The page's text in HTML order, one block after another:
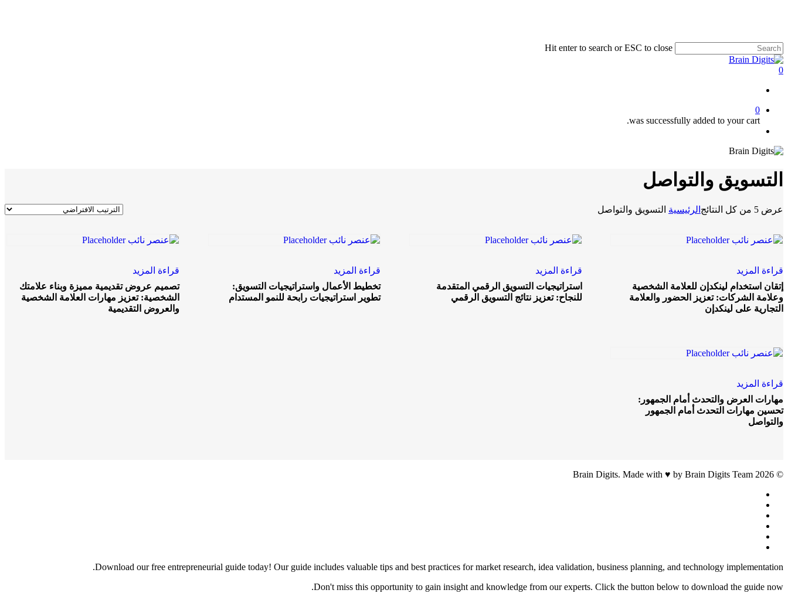
content
Hit enter to search or ESC to close
Close
Search
0
0
was successfully added to your cart.
التسويق والتواصل
عرض ⁦5⁩ من كل النتائج الرئيسية التسويق والتواصل
قراءة المزيد
إتقان استخدام لينكدإن للعلامة الشخصية
وعلامة الشركات: تعزيز الحضور والعلامة
التجارية على لينكدإن
قراءة المزيد
استراتيجيات التسويق الرقمي المتقدمة
للنجاح: تعزيز نتائج التسويق الرقمي
قراءة المزيد
تخطيط الأعمال واستراتيجيات التسويق:
تطوير استراتيجيات رابحة للنمو المستدام
قراءة المزيد
تصميم عروض تقديمية مميزة وبناء علامتك
الشخصية: تعزيز مهارات العلامة الشخصية
والعروض التقديمية
قراءة المزيد
مهارات العرض والتحدث أمام الجمهور:
تحسين مهارات التحدث أمام الجمهور
والتواصل
© 2026 Brain Digits. Made with ♥ by Brain Digits Team
Close
Download our free entrepreneurial guide today! Our guide includes valuable tips and best practices for market research, idea validation, business planning, and technology implementation.
Don't miss this opportunity to gain insight and knowledge from our experts. Click the button below to download the guide now.